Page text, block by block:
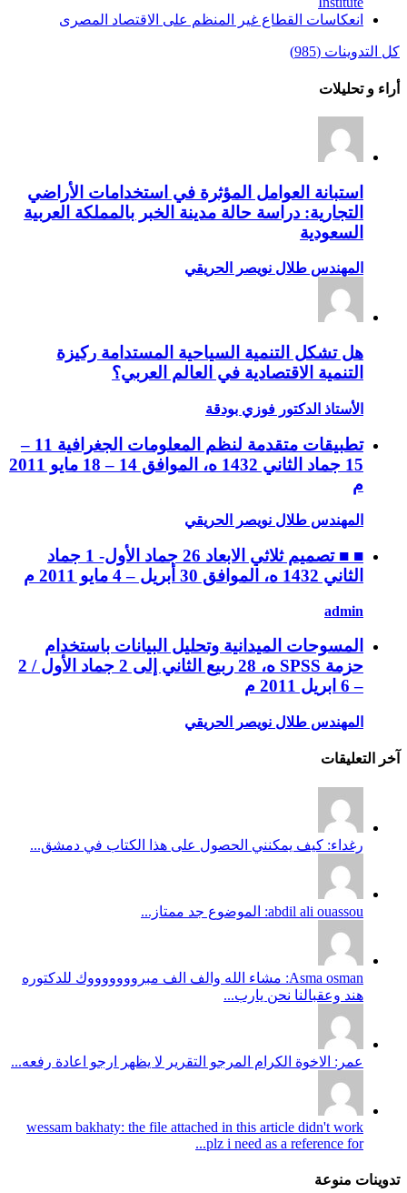
انعكاسات القطاع غير المنظم على الاقتصاد المصرى
كل التدوينات (985)
أراء و تحليلات
استبانة العوامل المؤثرة في استخدامات الأراضي
التجارية: دراسة حالة مدينة الخبر بالمملكة العربية
السعودية
المهندس طلال نويصر الحريقي
هل تشكل التنمية السياحية المستدامة ركيزة
التنمية الاقتصادية في العالم العربي؟
الأستاذ الدكتور فوزي بودقة
تطبيقات متقدمة لنظم المعلومات الجغرافية 11 –
15 جماد الثاني 1432 ه، الموافق 14 – 18 مايو 2011
م
المهندس طلال نويصر الحريقي
■ ■ تصميم ثلاثي الابعاد 26 جماد الأول- 1 جماد
الثاني 1432 ه، الموافق 30 أبريل – 4 مايو 2011 م
admin
المسوحات الميدانية وتحليل البيانات باستخدام
حزمة SPSS ه، 28 ربيع الثاني إلى 2 جماد الأول / 2
– 6 ابريل 2011 م
المهندس طلال نويصر الحريقي
آخر التعليقات
رغداء: كيف يمكنني الحصول على هذا الكتاب في دمشق...
abdil ali ouassou: الموضوع جد ممتاز...
Asma osman: مشاء الله والف الف مبروووووووك للدكتوره
هند وعقبالنا نحن يارب...
عمر: الاخوة الكرام المرجو التقرير لا يظهر ارجو اعادة رفعه...
wessam bakhaty: the file attached in this article didn't work
plz i need as a reference for...
تدوينات منوعة